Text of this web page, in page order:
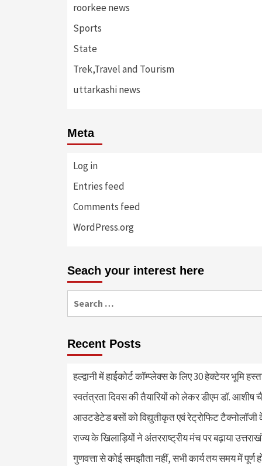
roorkee news
Sports
State
Trek,Travel and Tourism
uttarkashi news
Meta
Log in
Entries feed
Comments feed
WordPress.org
Seach your interest here
for:
Recent Posts
हल्द्वानी में हाईकोर्ट कॉम्प्लेक्स के लिए 30 हेक्टेयर भूमि
स्वतंत्रता दिवस की तैयारियों को लेकर डीएम डॉ. आशीष
आउटडेटेड बसों को विद्युतीकृत एवं रेट्रोफिट टैक्नोलाॅजी
राज्य के खिलाड़ियों ने अंतरराष्ट्रीय मंच पर बढ़ाया
गुणवत्ता से कोई समझौता नहीं, सभी कार्य तय समय में पूर्ण